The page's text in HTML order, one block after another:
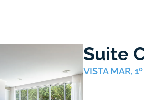
Suite
VISTA MAR,